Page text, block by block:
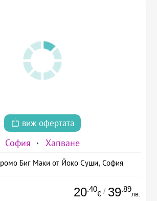
виж офертата
София Хапване
Биг Маки от Йоко Суши, София
20.40
€ / 39.89
лв.